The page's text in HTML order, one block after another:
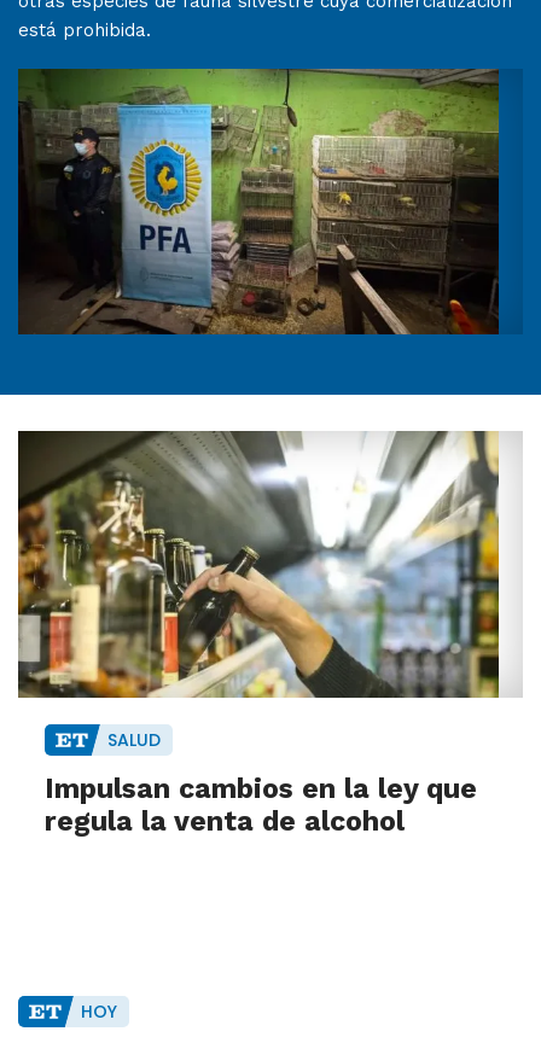
está prohibida.
SALUD
Impulsan cambios en la ley que
regula la venta de alcohol
HOY